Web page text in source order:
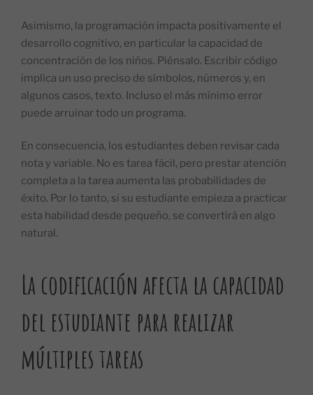
Asimismo, la programación impacta positivamente el
desarrollo cognitivo, en particular la capacidad de
concentración de los niños. Piénsalo. Escribir código
implica un uso preciso de símbolos, números y, en
algunos casos, texto. Incluso el más mínimo error
puede arruinar todo un programa.
En consecuencia, los estudiantes deben revisar cada
nota y variable. No es tarea fácil, pero prestar atención
completa a la tarea aumenta las probabilidades de
éxito. Por lo tanto, si su estudiante empieza a practicar
esta habilidad desde pequeño, se convertirá en algo
natural.
La codificación afecta la capacidad
del estudiante para realizar
múltiples tareas